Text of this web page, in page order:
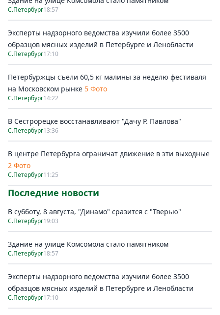
С.Петербург18:57
Эксперты надзорного ведомства изучили более 3500
образцов мясных изделий в Петербурге и Ленобласти
С.Петербург17:10
Петербуржцы съели 60,5 кг малины за неделю фестиваля
на Московском рынке 5 Фото
С.Петербург14:22
В Сестрорецке восстанавливают "Дачу Р. Павлова"
С.Петербург13:36
В центре Петербурга ограничат движение в эти выходные
2 Фото
С.Петербург11:25
Последние новости
В субботу, 8 августа, "Динамо" сразится с "Тверью"
С.Петербург19:03
Здание на улице Комсомола стало памятником
С.Петербург18:57
Эксперты надзорного ведомства изучили более 3500
образцов мясных изделий в Петербурге и Ленобласти
С.Петербург17:10